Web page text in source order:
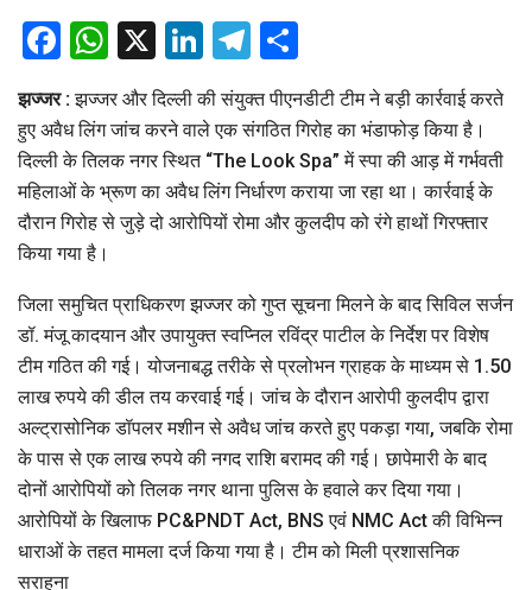
Facebook
WhatsApp
X LinkedIn
Telegram
झज्जर :झज्जर और दिल्ली की संयुक्त पीएनडीटी टीम ने बड़ी कार्रवाई करते
हुए अवैध लिंग जांच करने वाले एक संगठित गिरोह का भंडाफोड़ किया है।
दिल्ली के तिलक नगर स्थित “The Look Spa” में स्पा की आड़ में गर्भवती
महिलाओं के भ्रूण का अवैध लिंग निर्धारण कराया जा रहा था। कार्रवाई के
दौरान गिरोह से जुड़े दो आरोपियों रोमा और कुलदीप को रंगे हाथों गिरफ्तार
किया गया है।
जिला समुचित प्राधिकरण झज्जर को गुप्त सूचना मिलने के बाद सिविल सर्जन
डॉ. मंजू कादयान और उपायुक्त स्वप्निल रविंद्र पाटील के निर्देश पर विशेष
टीम गठित की गई। योजनाबद्ध तरीके से प्रलोभन ग्राहक के माध्यम से 1.50
लाख रुपये की डील तय करवाई गई। जांच के दौरान आरोपी कुलदीप द्वारा
अल्ट्रासोनिक डॉपलर मशीन से अवैध जांच करते हुए पकड़ा गया, जबकि रोमा
के पास से एक लाख रुपये की नगद राशि बरामद की गई। छापेमारी के बाद
दोनों आरोपियों को तिलक नगर थाना पुलिस के हवाले कर दिया गया।
आरोपियों के खिलाफ PC&PNDT Act, BNS एवं NMC Act की विभिन्न
धाराओं के तहत मामला दर्ज किया गया है। टीम को मिली प्रशासनिक
सराहना